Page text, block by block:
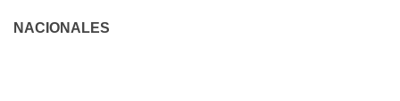
NACIONALES